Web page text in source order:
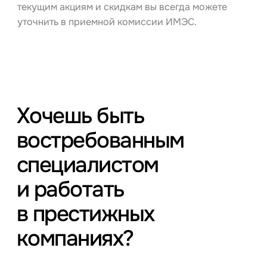
текущим акциям и скидкам вы всегда можете
уточнить в приемной комиссии ИМЭС.
Хочешь быть
востребованным
специалистом
и работать
в престижных
компаниях?